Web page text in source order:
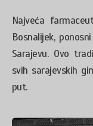
Najveća
Bosnalijek,
Sarajevu. Ovo
svih sarajevskih
put.